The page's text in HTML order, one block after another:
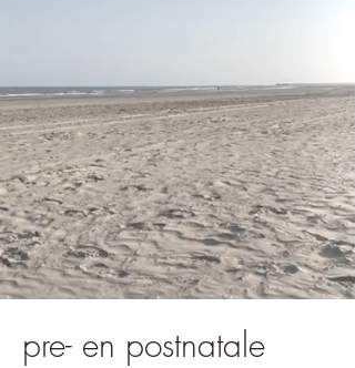
pre- en postnatale